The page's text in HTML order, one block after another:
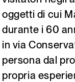
oggetti di cui
durante i 60
in via
persona dal
propria